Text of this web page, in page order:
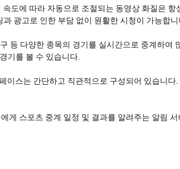
도에 따라 자동으로 조절되는 동영상 화질은
광고로 인한 부담 없이 원활한 시청이 가능합니
등 다양한 종목의 경기를 실시간으로 중계하
기를 볼 수 있습니다.
스는 간단하고 직관적으로 구성되어 있습니
게 스포츠 중계 일정 및 결과를 알려주는 알림